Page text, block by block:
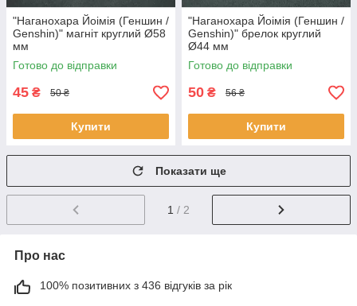
"Наганохара Йоімія (Геншин /
Genshin)" магніт круглий Ø58
мм
Готово до відправки
45 ₴ 50 ₴
Купити
"Наганохара Йоімія (Геншин /
Genshin)" брелок круглий
Ø44 мм
Готово до відправки
50 ₴ 56 ₴
Купити
Показати ще
1 / 2
Про нас
100% позитивних з 436 відгуків за рік